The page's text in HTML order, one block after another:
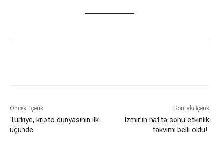
Önceki İçerik
Türkiye, kripto dünyasının ilk
üçünde
Sonraki İçerik
İzmir’in hafta sonu etkinlik
takvimi belli oldu!